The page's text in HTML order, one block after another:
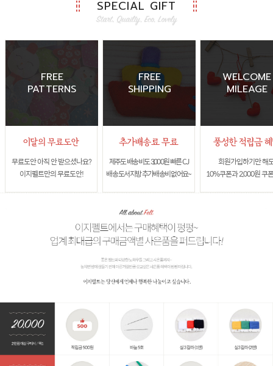
SPECIAL GIFT
FREE
PATTERNS
무료도안 아직 안 받으셨나요?
이지펠트만의 무료도안!
FREE
SHIPPING
제주도 배송비도 3,000원 빠른 CJ
배송 도서지방 추가배송비 없어요~
WELCOME
MILEAGE
회원가입하기만 해
10%쿠폰과 2,000원 쿠